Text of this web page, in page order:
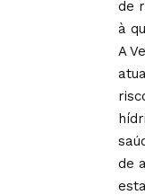
de
à
A
de